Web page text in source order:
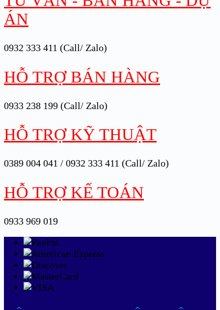
ÁN
0932 333 411 (Call/ Zalo)
HỖ TRỢ BÁN HÀNG
0933 238 199 (Call/ Zalo)
HỖ TRỢ KỸ THUẬT
0389 004 041 / 0932 333 411 (Call/ Zalo)
HỖ TRỢ KẾ TOÁN
0933 969 019